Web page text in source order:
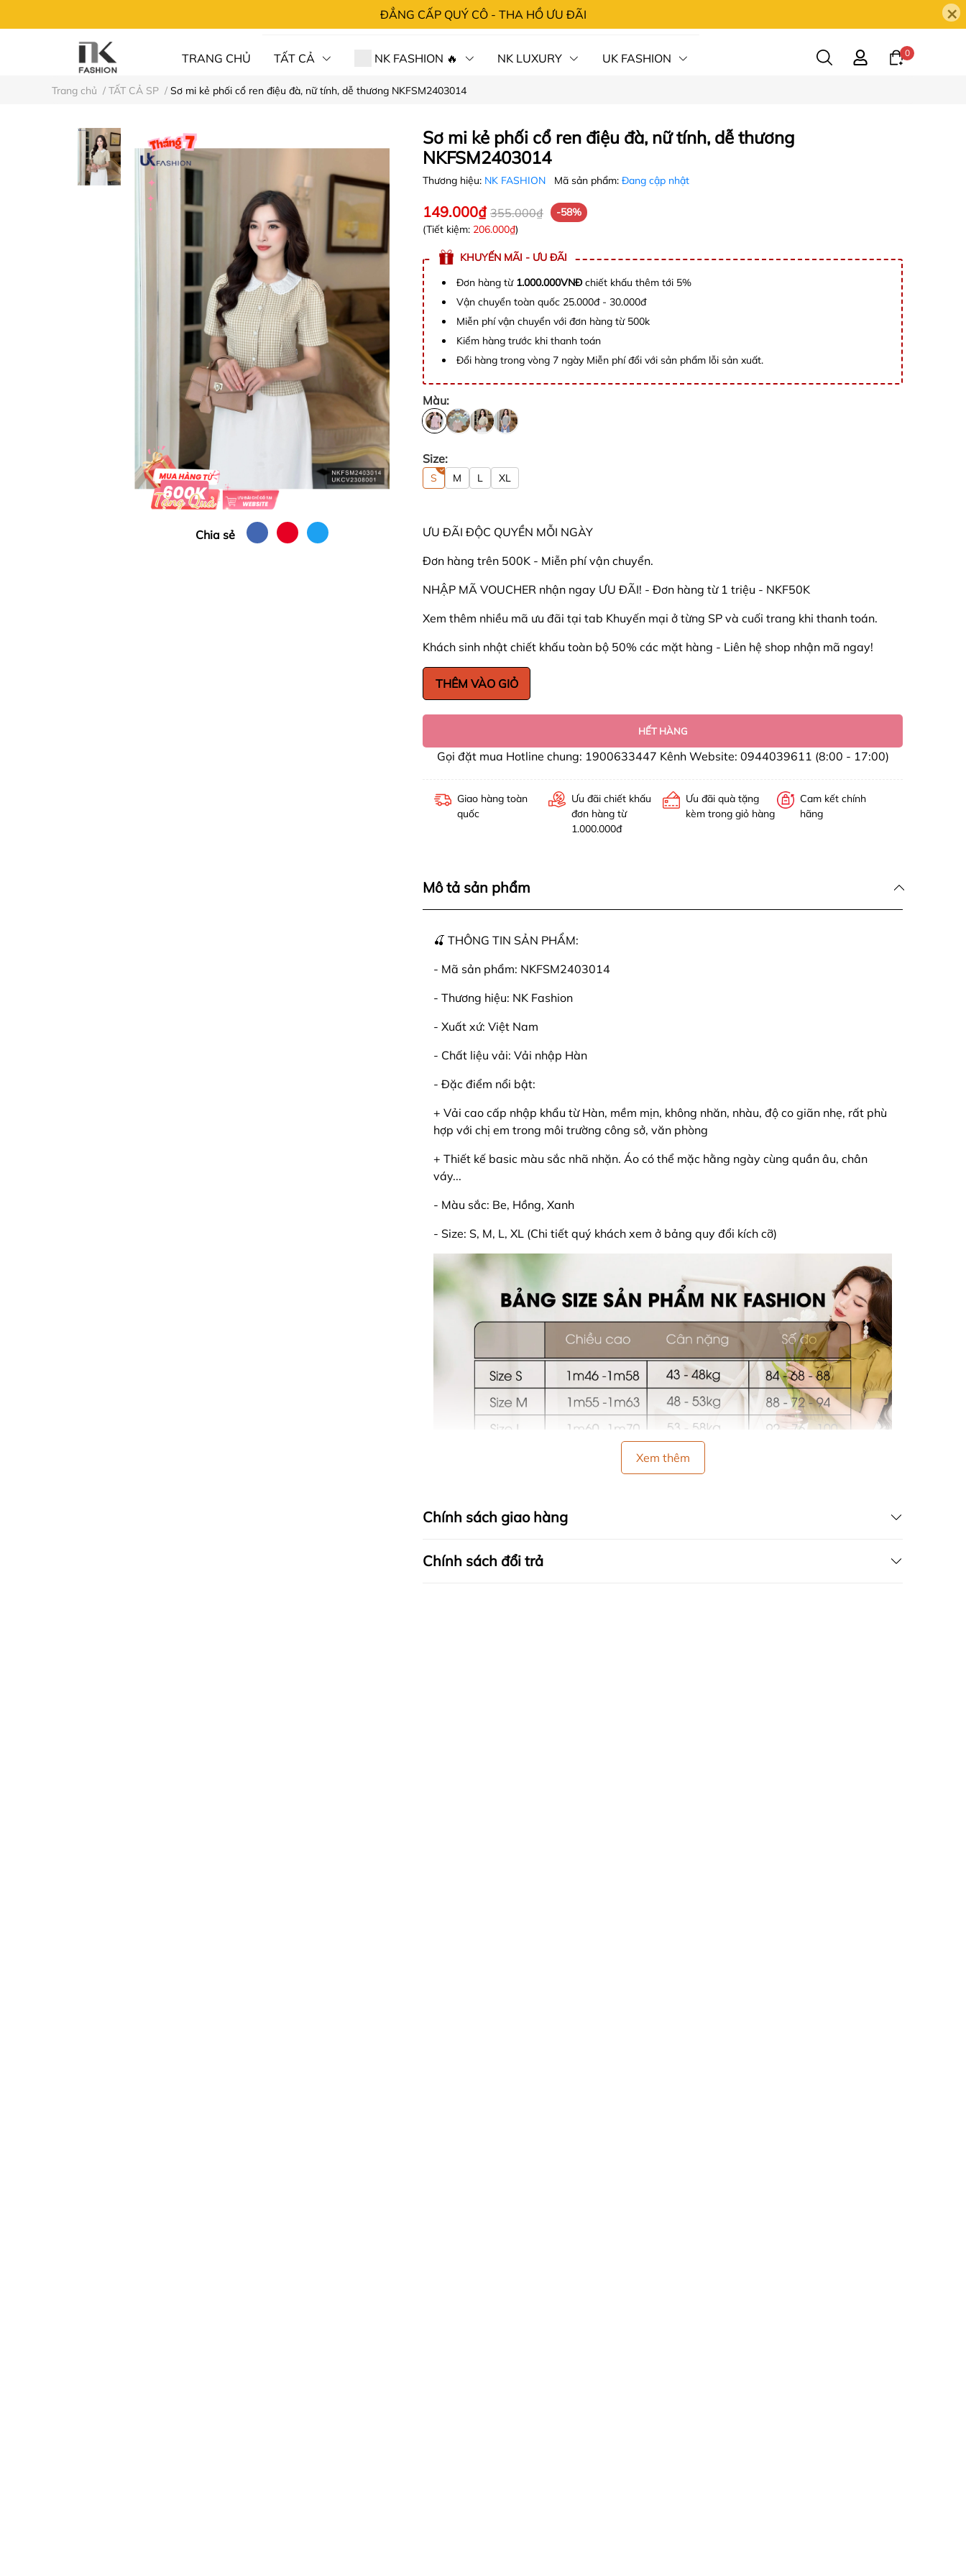
ĐẲNG CẤP QUÝ CÔ - THA HỒ ƯU ĐÃI ×
TRANG CHỦ TẤT CẢ NK FASHION 🔥 NK LUXURY UK FASHION 0
Trang chủ / TẤT CẢ SP / Sơ mi kẻ phối cổ ren điệu đà, nữ tính, dễ thương NKFSM2403014
Chia sẻ
Sơ mi kẻ phối cổ ren điệu đà, nữ tính, dễ thương
NKFSM2403014
Thương hiệu: NK FASHION Mã sản phẩm: Đang cập nhật
149.000₫ 355.000₫
-58%
(Tiết kiệm: 206.000₫)
KHUYẾN MÃI - ƯU ĐÃI
Đơn hàng từ 1.000.000VNĐchiết khấu thêm tới 5%
Vận chuyển toàn quốc 25.000đ - 30.000đ
Miễn phí vận chuyển với đơn hàng từ 500k
Kiểm hàng trước khi thanh toán
Đổi hàng trong vòng 7 ngày Miễn phí đổi với sản phẩm lỗi sản xuất.
Màu:
Size:
S M L XL
ƯU ĐÃI ĐỘC QUYỀN MỖI NGÀY
Đơn hàng trên 500K - Miễn phí vận chuyển.
NHẬP MÃ VOUCHER nhận ngay ƯU ĐÃI! - Đơn hàng từ 1 triệu - NKF50K
Xem thêm nhiều mã ưu đãi tại tab Khuyến mại ở từng SP và cuối trang khi thanh toán.
Khách sinh nhật chiết khấu toàn bộ 50% các mặt hàng - Liên hệ shop nhận mã ngay!
THÊM VÀO GIỎ
HẾT HÀNG
Gọi đặt mua Hotline chung: 1900633447 Kênh Website: 0944039611 (8:00 - 17:00)
Giao hàng toàn
quốc
Ưu đãi chiết khấu
đơn hàng từ
1.000.000đ
Ưu đãi quà tặng
kèm trong giỏ hàng
Cam kết chính
hãng
Mô tả sản phẩm
🍒 THÔNG TIN SẢN PHẨM:
- Mã sản phẩm: NKFSM2403014
- Thương hiệu: NK Fashion
- Xuất xứ: Việt Nam
- Chất liệu vải: Vải nhập Hàn
- Đặc điểm nổi bật:
+ Vải cao cấp nhập khẩu từ Hàn, mềm mịn, không nhăn, nhàu, độ co giãn nhẹ, rất phù
hợp với chị em trong môi trường công sở, văn phòng
+ Thiết kế basic màu sắc nhã nhặn. Áo có thể mặc hằng ngày cùng quần âu, chân
váy...
- Màu sắc: Be, Hồng, Xanh
- Size: S, M, L, XL (Chi tiết quý khách xem ở bảng quy đổi kích cỡ)
Xem thêm
Chính sách giao hàng
Chính sách đổi trả